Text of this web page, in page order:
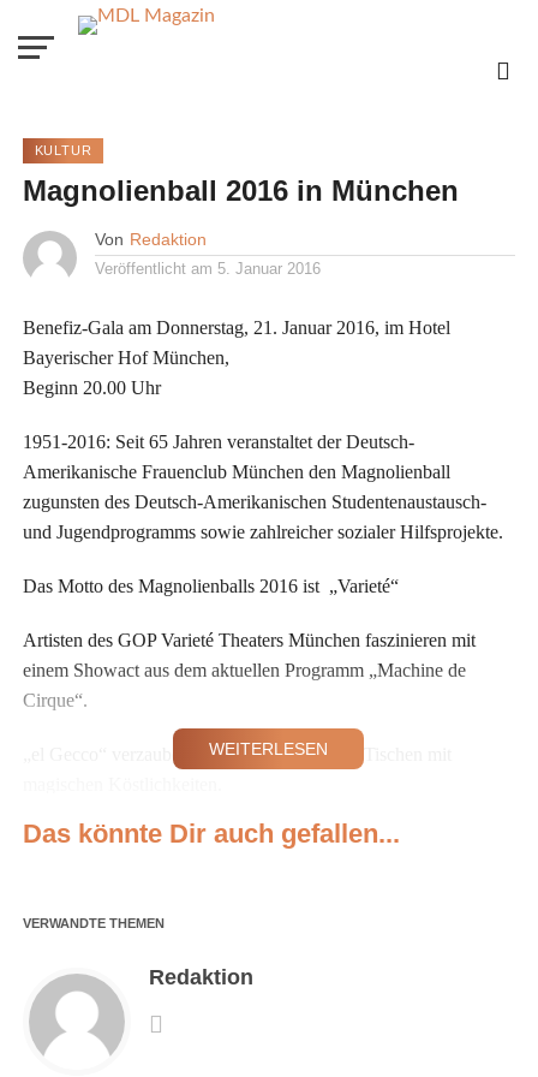
KULTUR
Magnolienball 2016 in München
Von Redaktion
Veröffentlicht am 5. Januar 2016
Benefiz-Gala am Donnerstag, 21. Januar 2016, im Hotel
Bayerischer Hof München,
Beginn 20.00 Uhr
1951-2016: Seit 65 Jahren veranstaltet der Deutsch-
Amerikanische Frauenclub München den Magnolienball
zugunsten des Deutsch-Amerikanischen Studentenaustausch-
und Jugendprogramms sowie zahlreicher sozialer Hilfsprojekte.
Das Motto des Magnolienballs 2016 ist „Varieté“
Artisten des GOP Varieté Theaters München faszinieren mit
einem Showact aus dem aktuellen Programm „Machine de
Cirque“.
„el Gecco“ verzaubert die Ballgäste an ihren Tischen mit
Für Unterhaltung sorgen die Showband Firebirds und Sänger
weltweit ersteigert werden. Die Große Tombola lockt mit
außergewöhnlich wertvollen Preisen.
WEITERLESEN
Das könnte Dir auch gefallen...
VERWANDTE THEMEN
Redaktion